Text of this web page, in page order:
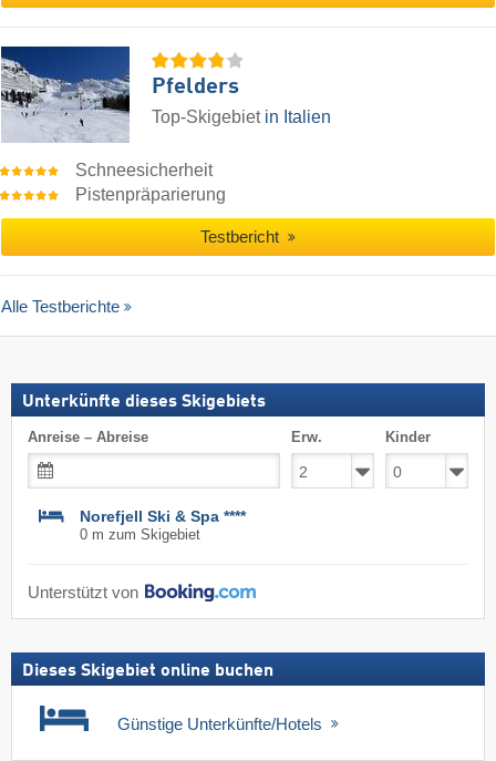
Pfelders
Top-Skigebiet in Italien
Schneesicherheit
Pistenpräparierung
Testbericht
Alle Testberichte
Unterkünfte dieses Skigebiets
Anreise – Abreise Erw. Kinder
Norefjell Ski & Spa ****
0 m zum Skigebiet
Unterstützt von
Dieses Skigebiet online buchen
Günstige Unterkünfte/Hotels